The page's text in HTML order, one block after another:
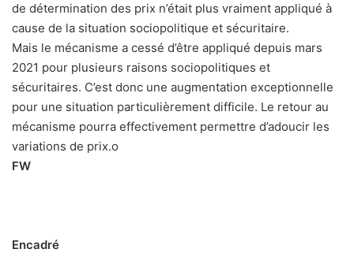
de détermination des prix n’était plus vraiment appliqué à
cause de la situation sociopolitique et sécuritaire.
Mais le mécanisme a cessé d’être appliqué depuis mars
2021 pour plusieurs raisons sociopolitiques et
sécuritaires. C’est donc une augmentation exceptionnelle
pour une situation particulièrement difficile. Le retour au
mécanisme pourra effectivement permettre d’adoucir les
variations de prix.o
FW
Encadré